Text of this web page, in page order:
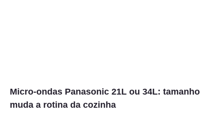
Micro-ondas Panasonic 21L ou 34L: tamanho
muda a rotina da cozinha